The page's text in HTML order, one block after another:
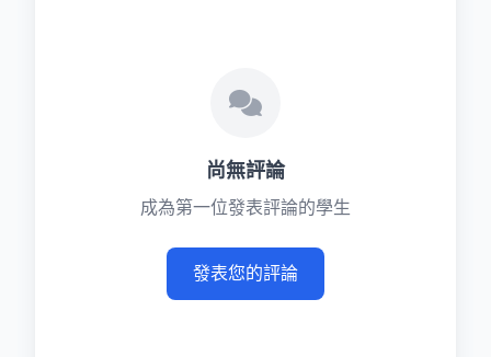
尚無評論
成為第一位發表評論的學生
發表您的評論